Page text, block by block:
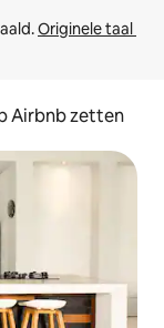
Originele taal
Airbnb zetten